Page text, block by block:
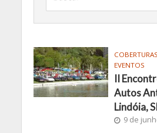
COBERTURAS
EVENTOS
II
Autos
Lindóia,
9 de